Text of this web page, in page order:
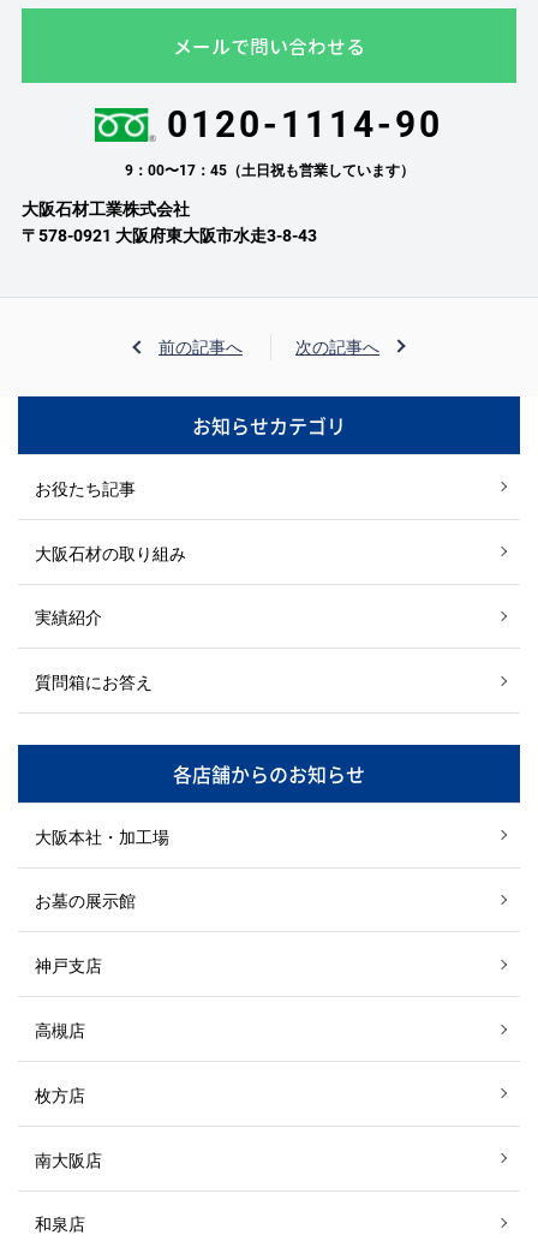
メールで問い合わせる
0120-1114-90
9：00〜17：45（土日祝も営業しています）
大阪石材工業株式会社
〒578-0921 大阪府東大阪市水走3-8-43
前の記事へ 次の記事へ
お知らせカテゴリ
お役たち記事
大阪石材の取り組み
実績紹介
質問箱にお答え
各店舗からのお知らせ
大阪本社・加工場
お墓の展示館
神戸支店
高槻店
枚方店
南大阪店
和泉店